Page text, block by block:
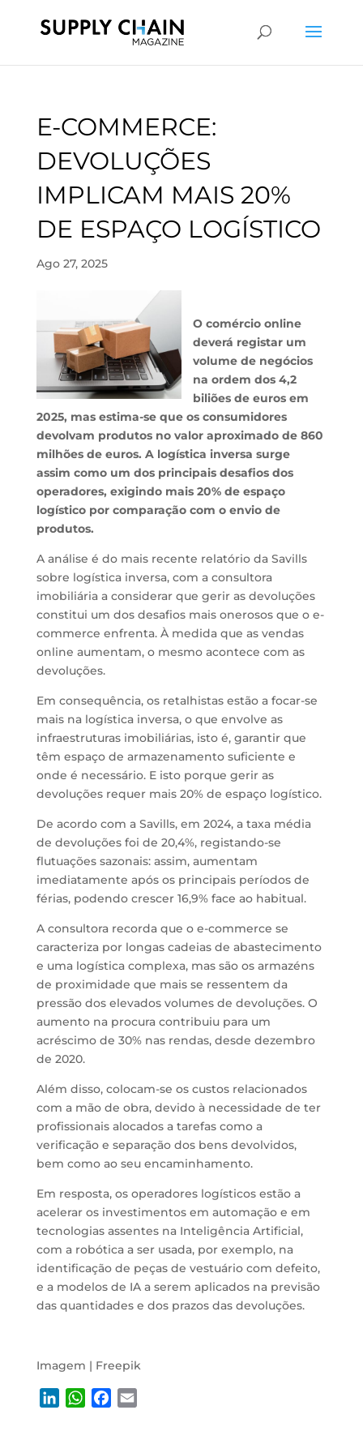
E-COMMERCE:
DEVOLUÇÕES
IMPLICAM MAIS 20%
DE ESPAÇO LOGÍSTICO
Ago 27, 2025
O comércio online
deverá registar um
volume de negócios
na ordem dos 4,2
biliões de euros em
2025, mas estima-se que os consumidores
devolvam produtos no valor aproximado de 860
milhões de euros. A logística inversa surge
assim como um dos principais desafios dos
operadores, exigindo mais 20% de espaço
logístico por comparação com o envio de
produtos.
A análise é do mais recente relatório da Savills
sobre logística inversa, com a consultora
imobiliária a considerar que gerir as devoluções
constitui um dos desafios mais onerosos que o e-
commerce enfrenta. À medida que as vendas
online aumentam, o mesmo acontece com as
devoluções.
Em consequência, os retalhistas estão a focar-se
mais na logística inversa, o que envolve as
infraestruturas imobiliárias, isto é, garantir que
têm espaço de armazenamento suficiente e
onde é necessário. E isto porque gerir as
devoluções requer mais 20% de espaço logístico.
De acordo com a Savills, em 2024, a taxa média
de devoluções foi de 20,4%, registando-se
flutuações sazonais: assim, aumentam
imediatamente após os principais períodos de
férias, podendo crescer 16,9% face ao habitual.
A consultora recorda que o e-commerce se
caracteriza por longas cadeias de abastecimento
e uma logística complexa, mas são os armazéns
de proximidade que mais se ressentem da
pressão dos elevados volumes de devoluções. O
aumento na procura contribuiu para um
acréscimo de 30% nas rendas, desde dezembro
de 2020.
Além disso, colocam-se os custos relacionados
com a mão de obra, devido à necessidade de ter
profissionais alocados a tarefas como a
verificação e separação dos bens devolvidos,
bem como ao seu encaminhamento.
Em resposta, os operadores logísticos estão a
acelerar os investimentos em automação e em
tecnologias assentes na Inteligência Artificial,
com a robótica a ser usada, por exemplo, na
identificação de peças de vestuário com defeito,
e a modelos de IA a serem aplicados na previsão
das quantidades e dos prazos das devoluções.
Imagem | Freepik
W